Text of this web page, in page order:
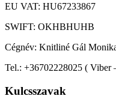
EU VAT: HU67233867
SWIFT: OKHBHUHB
Cégnév: Knitliné Gál
Tel.: +36702228025 ( Viber
Kulcsszavak